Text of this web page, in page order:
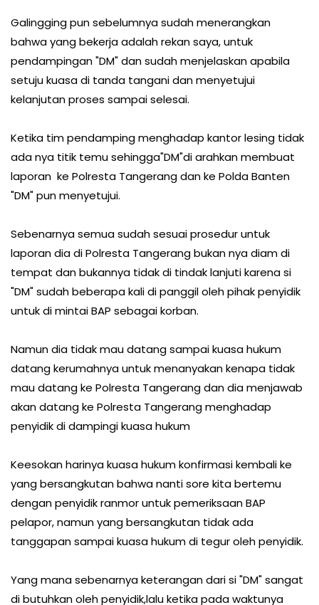
Galingging pun sebelumnya sudah menerangkan
bahwa yang bekerja adalah rekan saya, untuk
pendampingan "DM" dan sudah menjelaskan apabila
setuju kuasa di tanda tangani dan menyetujui
kelanjutan proses sampai selesai.
Ketika tim pendamping menghadap kantor lesing tidak
ada nya titik temu sehingga"DM"di arahkan membuat
laporan ke Polresta Tangerang dan ke Polda Banten
"DM" pun menyetujui.
Sebenarnya semua sudah sesuai prosedur untuk
laporan dia di Polresta Tangerang bukan nya diam di
tempat dan bukannya tidak di tindak lanjuti karena si
"DM" sudah beberapa kali di panggil oleh pihak penyidik
untuk di mintai BAP sebagai korban.
Namun dia tidak mau datang sampai kuasa hukum
datang kerumahnya untuk menanyakan kenapa tidak
mau datang ke Polresta Tangerang dan dia menjawab
akan datang ke Polresta Tangerang menghadap
penyidik di dampingi kuasa hukum
Keesokan harinya kuasa hukum konfirmasi kembali ke
yang bersangkutan bahwa nanti sore kita bertemu
dengan penyidik ranmor untuk pemeriksaan BAP
pelapor, namun yang bersangkutan tidak ada
tanggapan sampai kuasa hukum di tegur oleh penyidik.
Yang mana sebenarnya keterangan dari si "DM" sangat
di butuhkan oleh penyidik,lalu ketika pada waktunya